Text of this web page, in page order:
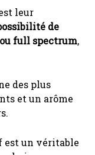
leur
de
full spectrum,
des plus
et un arôme
est un véritable